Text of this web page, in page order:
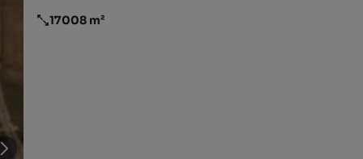
Preço por metro quadrado
17008 m²